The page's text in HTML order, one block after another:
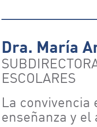
Dra. María
ESCOLARES
La convivencia
enseñanza y el